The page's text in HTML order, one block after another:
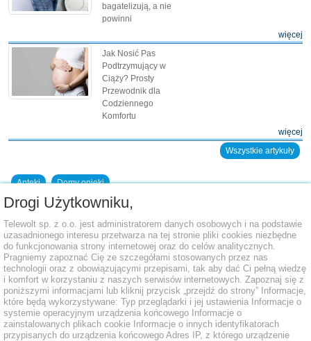
bagatelizują, a nie
powinni
więcej
Jak Nosić Pas
Podtrzymujący w
Ciąży? Prosty
Przewodnik dla
Codziennego
Komfortu
więcej
Wszystkie artykuły
Apteki Domy opieki
Dodaj placówkę do bazy
Drogi Użytkowniku,
Telewolt sp. z o.o. jest administratorem danych osobowych i na podstawie
uzasadnionego interesu przetwarza na tej stronie pliki cookies niezbędne
do funkcjonowania strony internetowej oraz do celów analitycznych.
Pragniemy zapoznać Cię ze szczegółami stosowanych przez nas
technologii oraz z obowiązującymi przepisami, tak aby dać Ci pełną wiedzę
i komfort w korzystaniu z naszych serwisów internetowych. Zapoznaj się z
poniższymi informacjami lub kliknij przycisk „przejdź do strony” Informacje,
które będą wykorzystywane: Typ przeglądarki i jej ustawienia Informacje o
systemie operacyjnym urządzenia końcowego Informacje o
zainstalowanych plikach cookie Informacje o innych identyfikatorach
przypisanych do urządzenia końcowego Adres IP, z którego urządzenie